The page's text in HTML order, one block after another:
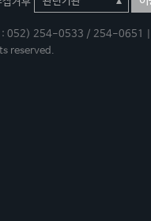
화 : 052) 254-0533 / 254-
reserved.